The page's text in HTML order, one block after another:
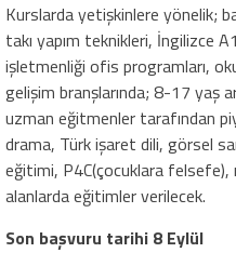
Kurslarda yetişkinlere yönelik;
takı yapım teknikleri, İngilizce
işletmenliği ofis programları,
gelişim branşlarında; 8-17 yaş
uzman eğitmenler tarafından
drama, Türk işaret dili, görsel
eğitimi, P4C(çocuklara
alanlarda eğitimler verilecek.
Son başvuru tarihi 8 Eylül